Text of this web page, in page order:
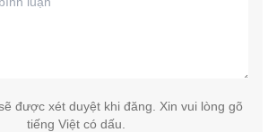
được xét duyệt khi đăng. Xin vui lòng gõ
tiếng Việt có dấu.